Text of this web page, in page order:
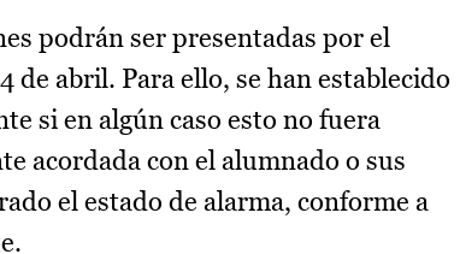
podrán ser presentadas por el
de abril. Para ello, se han establecido
si en algún caso esto no fuera
acordada con el alumnado o sus
el estado de alarma, conforme a